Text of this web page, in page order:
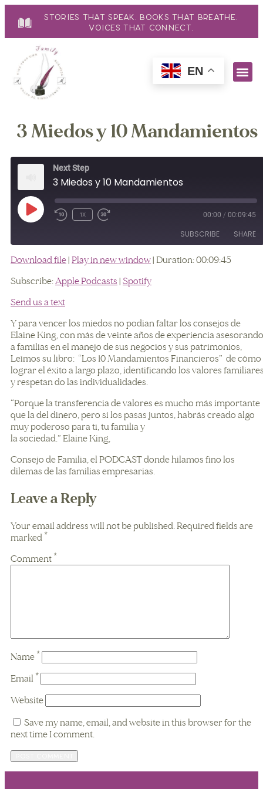
Stories That Speak. Books That Breathe.
Voices That Connect.
EN
3 Miedos y 10 Mandamientos
Next Step
3 Miedos y 10 Mandamientos
1x 00:00 / 00:09:45
SUBSCRIBE SHARE
Download file| Play in new window| Duration: 00:09:45
Subscribe:Apple Podcasts | Spotify
Send us a text
Y para vencer los miedos no podian faltar los consejos de
Elaine King, con más de veinte años de experiencia asesorando
a familias en el manejo de sus negocios y sus patrimonios,
Leímos su libro: “Los 10 Mandamientos Financieros” de cómo
lograr el éxito a largo plazo, identificando los valores
y respetan do las individualidades.
“Porque la transferencia de valores es mucho más importante
que la del dinero, pero si los pasas juntos, habrás creado algo
muy poderoso para ti, tu familia y
la sociedad.” Elaine King,
Consejo de Familia, el PODCAST donde hilamos fino los
dilemas de las familias empresarias.
Leave a Reply
Your email address will not be published.Required fields are
marked *
Comment *
Name *
Email *
Website
Save my name, email, and website in this browser for the
next time I comment.